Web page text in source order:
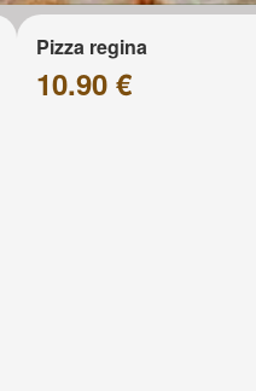
Pizza regina
10.90 €